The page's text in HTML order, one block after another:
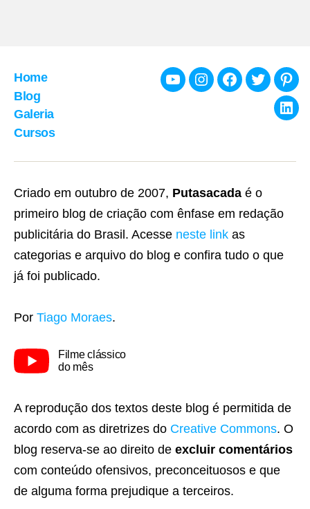
Home
Blog
Galeria
Cursos
YoutubeInstagramFacebook
Twitter
Criado em outubro de 2007, Putasacada é o
primeiro blog de criação com ênfase em redação
publicitária do Brasil. Acesse neste link as
categorias e arquivo do blog e confira tudo o que
já foi publicado.
Por Tiago Moraes.
Filme clássico
do mês
A reprodução dos textos deste blog é permitida de
acordo com as diretrizes do Creative Commons. O
blog reserva-se ao direito de excluir comentários
com conteúdo ofensivos, preconceituosos e que
de alguma forma prejudique a terceiros.